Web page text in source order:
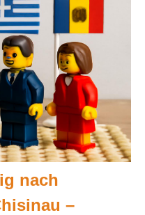
nach
–